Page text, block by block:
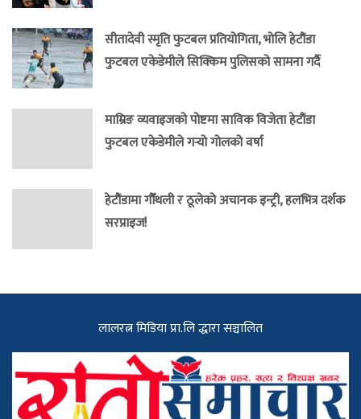
सीतादेवी स्मृति फुटबल प्रतियोगिता, भोलि हेटौंडा
फुटबल एकेडेमीले सिक्किम पुलिसको सामना गर्दै
माम्रिङ व्यवाइजको पोष्टमा साविक विजेता हेटौंडा
फुटबल एकेडेमीले गर्‍यो गोलको वर्षा
हेटौंडामा गौँथली र ठूलेको अचानक इन्ट्री, हलभित्र दर्शक
सरप्राइज!
लालरत्न मिडिया प्रा.लि द्धारा सञ्चालित